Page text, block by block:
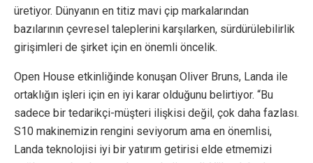
üretiyor. Dünyanın en titiz mavi çip markalarından
bazılarının çevresel taleplerini karşılarken, sürdürülebilirlik
girişimleri de şirket için en önemli öncelik.
Open House etkinliğinde konuşan Oliver Bruns, Landa ile
ortaklığın işleri için en iyi karar olduğunu belirtiyor. “Bu
sadece bir tedarikçi-müşteri ilişkisi değil, çok daha fazlası.
S10 makinemizin rengini seviyorum ama en önemlisi,
Landa teknolojisi iyi bir yatırım getirisi elde etmemizi